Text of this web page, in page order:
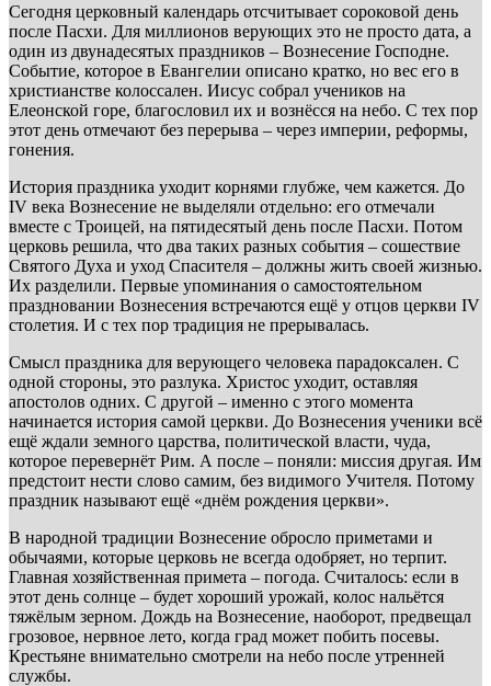
Сегодня церковный календарь отсчитывает сороковой день
после Пасхи. Для миллионов верующих это не просто дата, а
один из двунадесятых праздников – Вознесение Господне.
Событие, которое в Евангелии описано кратко, но вес его в
христианстве колоссален. Иисус собрал учеников на
Елеонской горе, благословил их и вознёсся на небо. С тех пор
этот день отмечают без перерыва – через империи, реформы,
гонения.
История праздника уходит корнями глубже, чем кажется. До
IV века Вознесение не выделяли отдельно: его отмечали
вместе с Троицей, на пятидесятый день после Пасхи. Потом
церковь решила, что два таких разных события – сошествие
Святого Духа и уход Спасителя – должны жить своей жизнью.
Их разделили. Первые упоминания о самостоятельном
праздновании Вознесения встречаются ещё у отцов церкви IV
столетия. И с тех пор традиция не прерывалась.
Смысл праздника для верующего человека парадоксален. С
одной стороны, это разлука. Христос уходит, оставляя
апостолов одних. С другой – именно с этого момента
начинается история самой церкви. До Вознесения ученики всё
ещё ждали земного царства, политической власти, чуда,
которое перевернёт Рим. А после – поняли: миссия другая. Им
предстоит нести слово самим, без видимого Учителя. Потому
праздник называют ещё «днём рождения церкви».
В народной традиции Вознесение обросло приметами и
обычаями, которые церковь не всегда одобряет, но терпит.
Главная хозяйственная примета – погода. Считалось: если в
этот день солнце – будет хороший урожай, колос нальётся
тяжёлым зерном. Дождь на Вознесение, наоборот, предвещал
грозовое, нервное лето, когда град может побить посевы.
Крестьяне внимательно смотрели на небо после утренней
службы.